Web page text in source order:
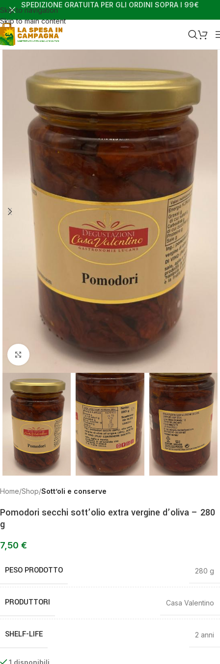
Skip to navigation
Skip to main content
SPEDIZIONE GRATUITA PER GLI ORDINI SOPRA I 99€
Clicca per ingrandire
Home Shop Sott’oli e conserve
Pomodori secchi sott’olio extra vergine d’oliva – 280
g
7,50 €
PESO PRODOTTO 280 g
PRODUTTORI Casa Valentino
SHELF-LIFE 2 anni
1 disponibili